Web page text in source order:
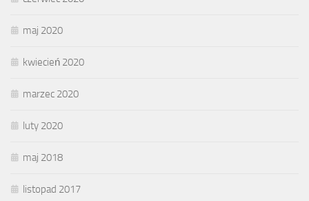
maj 2020
kwiecień 2020
marzec 2020
luty 2020
maj 2018
listopad 2017